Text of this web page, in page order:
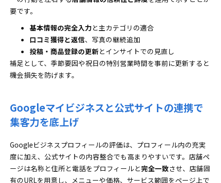
要です。
基本情報の完全入力と主カテゴリの適合
口コミ獲得と返信、写真の継続追加
投稿・商品登録の更新とインサイトでの見直し
補足として、季節要因や祝日の特別営業時間を事前に更新すると
機会損失を防げます。
Googleマイビジネスと公式サイトの連携で
集客力を底上げ
Googleビジネスプロフィールの評価は、プロフィール内の充実
度に加え、公式サイトの内容整合でも高まりやすいです。店舗ペ
ージは名称と住所と電話をプロフィールと完全一致させ、店舗固
有のURLを用意し、メニューや価格、サービス範囲をページ上で